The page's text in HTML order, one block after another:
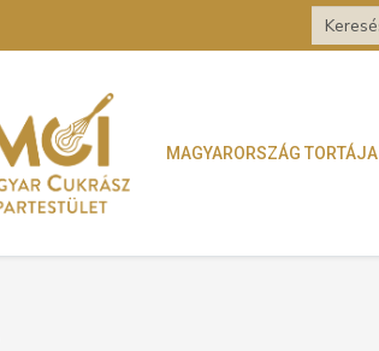
MAGYARORSZÁG TORTÁJA